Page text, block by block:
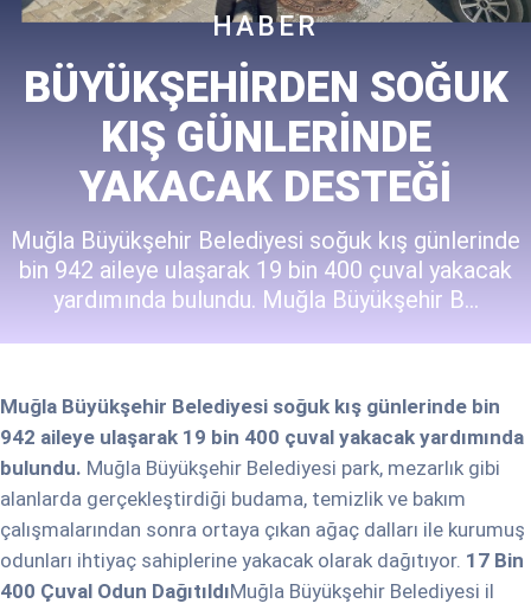
HABER
BÜYÜKŞEHIRDEN SOĞUK
KIŞ GÜNLERINDE
YAKACAK DESTEĞI
Muğla Büyükşehir Belediyesi soğuk kış günlerinde
bin 942 aileye ulaşarak 19 bin 400 çuval yakacak
yardımında bulundu. Muğla Büyükşehir B...
Muğla Büyükşehir Belediyesi soğuk kış günlerinde bin
942 aileye ulaşarak 19 bin 400 çuval yakacak yardımında
bulundu. Muğla Büyükşehir Belediyesi park, mezarlık gibi
alanlarda gerçekleştirdiği budama, temizlik ve bakım
çalışmalarından sonra ortaya çıkan ağaç dalları ile kurumuş
odunları ihtiyaç sahiplerine yakacak olarak dağıtıyor. 17 Bin
400 Çuval Odun DağıtıldıMuğla Büyükşehir Belediyesi il